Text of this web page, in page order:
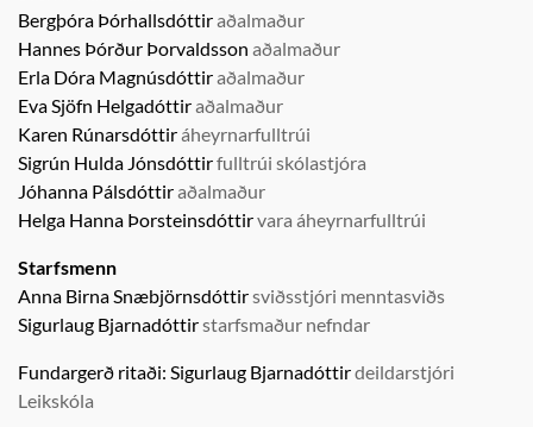
Bergþóra Þórhallsdóttiraðalmaður
Hannes Þórður Þorvaldsson aðalmaður
Erla Dóra Magnúsdóttiraðalmaður
Eva Sjöfn Helgadóttiraðalmaður
Karen Rúnarsdóttiráheyrnarfulltrúi
Sigrún Hulda Jónsdóttirfulltrúi skólastjóra
Jóhanna Pálsdóttiraðalmaður
Helga Hanna Þorsteinsdóttirvara áheyrnarfulltrúi
Starfsmenn
Anna Birna Snæbjörnsdóttirsviðsstjóri menntasviðs
Sigurlaug Bjarnadóttirstarfsmaður nefndar
Fundargerð ritaði: Sigurlaug Bjarnadóttirdeildarstjóri
Leikskóla